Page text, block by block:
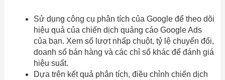
Sử dụng công cụ phân tích của Google để theo dõi
hiệu quả của chiến dịch quảng cáo Google Ads
của bạn. Xem số lượt nhấp chuột, tỷ lệ chuyển đổi,
doanh số bán hàng và các chỉ số khác để đánh giá
hiệu suất.
Dựa trên kết quả phân tích, điều chỉnh chiến dịch